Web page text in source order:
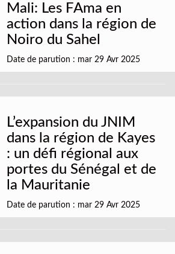
Mali: Les FAma en
action dans la région de
Noiro du Sahel
Date de parution : mar 29 Avr 2025
L’expansion du JNIM
dans la région de Kayes
: un défi régional aux
portes du Sénégal et de
la Mauritanie
Date de parution : mar 29 Avr 2025